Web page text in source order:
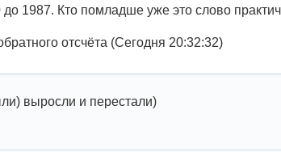
1987. Кто помладше уже это слово
отсчёта (Сегодня 20:32:32)
выросли и перестали)